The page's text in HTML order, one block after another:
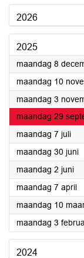
2026
2025
maandag 8
maandag 10
maandag 3
maandag 29
maandag 7 juli2025
maandag 30 juni
maandag 2 juni
maandag 7 april
maandag 10
maandag 3
2024